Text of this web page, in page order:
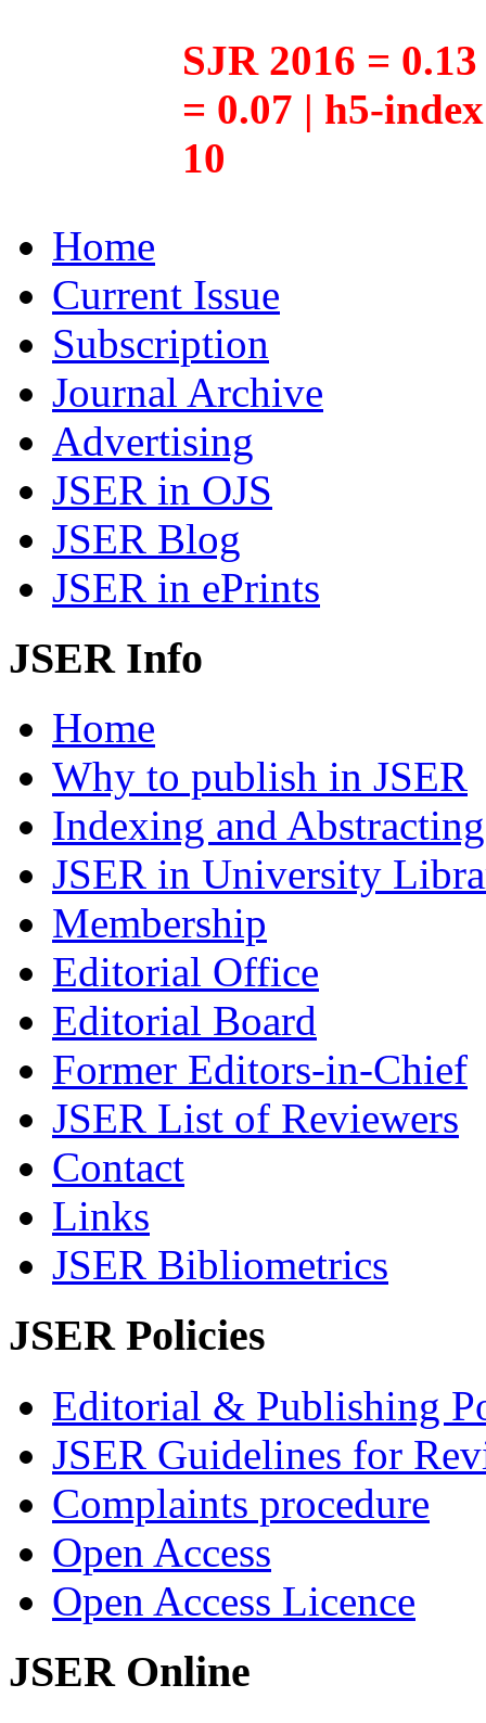
SJR 2016 =
= 0.07 | h5-
10
Home
Current Issue
Subscription
Journal Archive
Advertising
JSER in OJS
JSER Blog
JSER in ePrints
JSER Info
Home
Why to publish in JSER
Indexing and Abstracting
JSER in University
Membership
Editorial Office
Editorial Board
Former Editors-in-Chief
JSER List of Reviewers
Contact
Links
JSER Bibliometrics
JSER Policies
Editorial & Publishing
JSER Guidelines for
Complaints procedure
Open Access
Open Access Licence
JSER Online